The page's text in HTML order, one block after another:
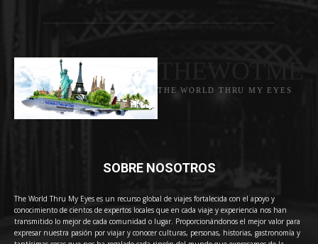
THE WORLD THRU MY EYES
SOBRE NOSOTROS
The World Thru My Eyes es un recurso global de viajes fortalecida con el apoyo y
conocimiento de cientos de expertos locales que en cada viaje y experiencia nos han
transmitido lo mejor de cada comunidad o lugar. Proporcionándonos el mejor valor para
expresar nuestra pasión por viajar y conocer culturas, personas, historias, gastronomía y